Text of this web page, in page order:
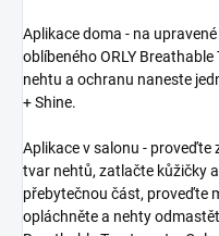
Aplikace doma - na
oblíbeného ORLY
nehtu a ochranu naneste
+ Shine.
Aplikace v salonu - proveďte
tvar nehtů, zatlačte kůžičky
přebytečnou část, proveďte
opláchněte a nehty